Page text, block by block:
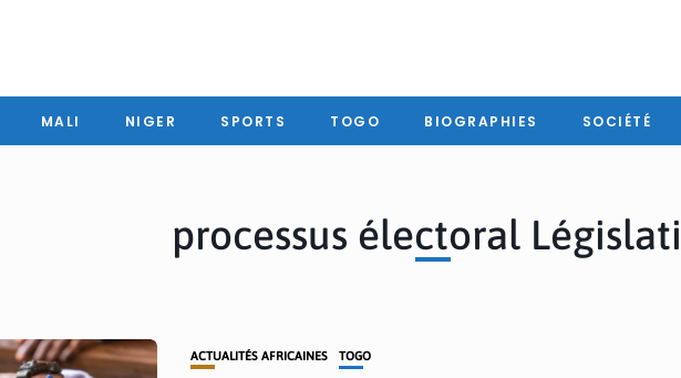
MALI NIGER SPORTS TOGO BIOGRAPHIES SOCIÉTÉ
processus électoral
ACTUALITÉS AFRICAINES TOGO